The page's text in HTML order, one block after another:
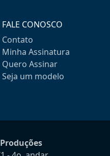
FALE CONOSCO
Contato
Minha Assinatura
Quero Assinar
Seja um modelo